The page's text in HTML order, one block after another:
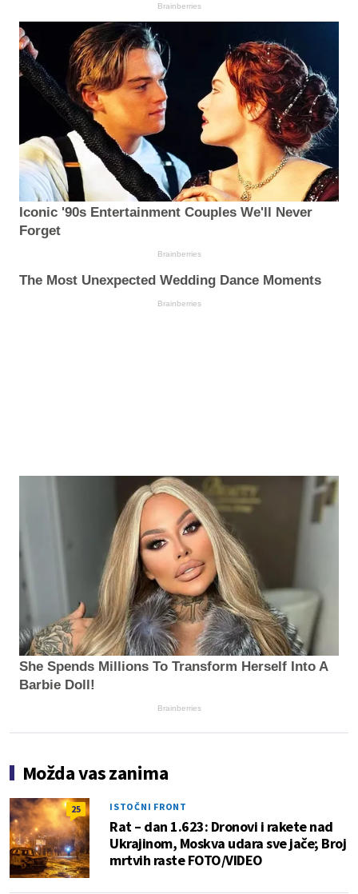
Brainberries
Iconic '90s Entertainment Couples We'll Never
Forget
Brainberries
The Most Unexpected Wedding Dance Moments
Brainberries
She Spends Millions To Transform Herself Into A
Barbie Doll!
Brainberries
Možda vas zanima
25 ISTOČNI FRONT
Rat – dan 1.623: Dronovi i rakete nad
Ukrajinom, Moskva udara sve jače; Broj
mrtvih raste FOTO/VIDEO